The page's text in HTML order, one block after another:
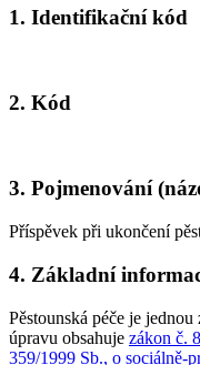
1. Identifikační kód
2. Kód
3. Pojmenování
Příspěvek při ukončení
4. Základní
Pěstounská péče je
úpravu obsahuje zákon č.
359/1999 Sb., o sociálně-